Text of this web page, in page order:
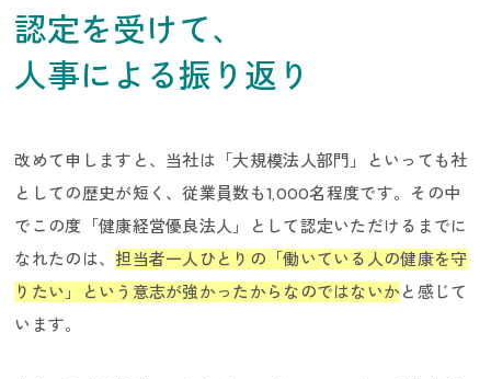
認定を受けて、
人事による振り返り
改めて申しますと、当社は「大規模法人部門」といっても社
としての歴史が短く、従業員数も1,000名程度です。その中
でこの度「健康経営優良法人」として認定いただけるまでに
なれたのは、 担当者一人ひとりの「働いている人の健康を守
りたい」という意志が強かったからなのではないか と感じて
います。